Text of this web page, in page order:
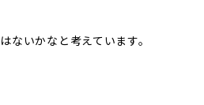
ないかなと考えています。